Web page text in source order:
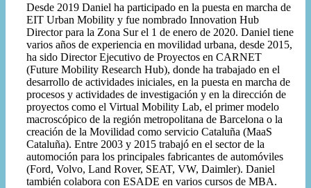
Desde 2019 Daniel ha participado en la puesta en marcha de
EIT Urban Mobility y fue nombrado Innovation Hub
Director para la Zona Sur el 1 de enero de 2020. Daniel tiene
varios años de experiencia en movilidad urbana, desde 2015,
ha sido Director Ejecutivo de Proyectos en CARNET
(Future Mobility Research Hub), donde ha trabajado en el
desarrollo de actividades iniciales, en la puesta en marcha de
procesos y actividades de investigación y en la dirección de
proyectos como el Virtual Mobility Lab, el primer modelo
macroscópico de la región metropolitana de Barcelona o la
creación de la Movilidad como servicio Cataluña (MaaS
Cataluña). Entre 2003 y 2015 trabajó en el sector de la
automoción para los principales fabricantes de automóviles
(Ford, Volvo, Land Rover, SEAT, VW, Daimler). Daniel
también colabora con ESADE en varios cursos de MBA.